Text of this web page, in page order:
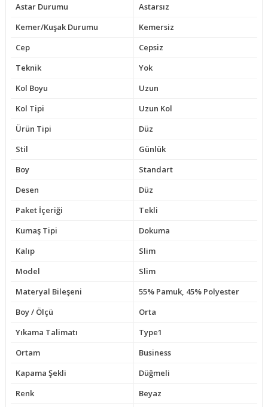
Astar Durumu
Astarsız
Kemer/Kuşak Durumu
Kemersiz
Cep
Cepsiz
Teknik
Yok
Kol Boyu
Uzun
Kol Tipi
Uzun Kol
Ürün Tipi
Düz
Stil
Günlük
Boy
Standart
Desen
Düz
Paket İçeriği
Tekli
Kumaş Tipi
Dokuma
Kalıp
Slim
Model
Slim
Materyal Bileşeni
55% Pamuk, 45% Polyester
Boy / Ölçü
Orta
Yıkama Talimatı
Type1
Ortam
Business
Kapama Şekli
Düğmeli
Renk
Beyaz